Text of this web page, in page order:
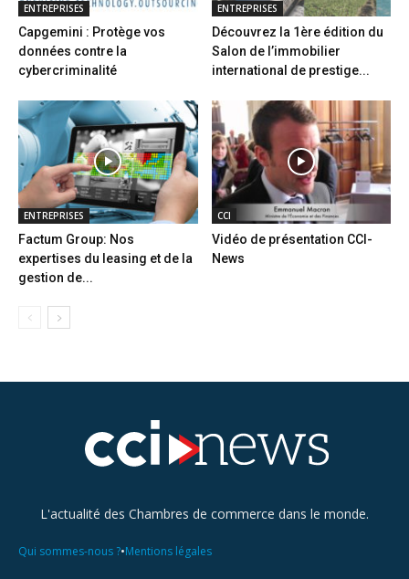
ENTREPRISES
Capgemini : Protège vos
données contre la
cybercriminalité
ENTREPRISES
Découvrez la 1ère édition du
Salon de l’immobilier
international de prestige...
ENTREPRISES
Factum Group: Nos
expertises du leasing et de la
gestion de...
CCI
Vidéo de présentation CCI-
News
L'actualité des Chambres de commerce dans le monde.
Qui sommes-nous ?•Mentions légales